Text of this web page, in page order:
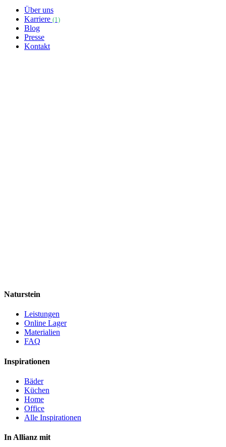
Über uns
Karriere (1)
Blog
Presse
Kontakt
Naturstein
Leistungen
Online Lager
Materialien
FAQ
Inspirationen
Bäder
Küchen
Home
Office
Alle Inspirationen
In Allianz mit